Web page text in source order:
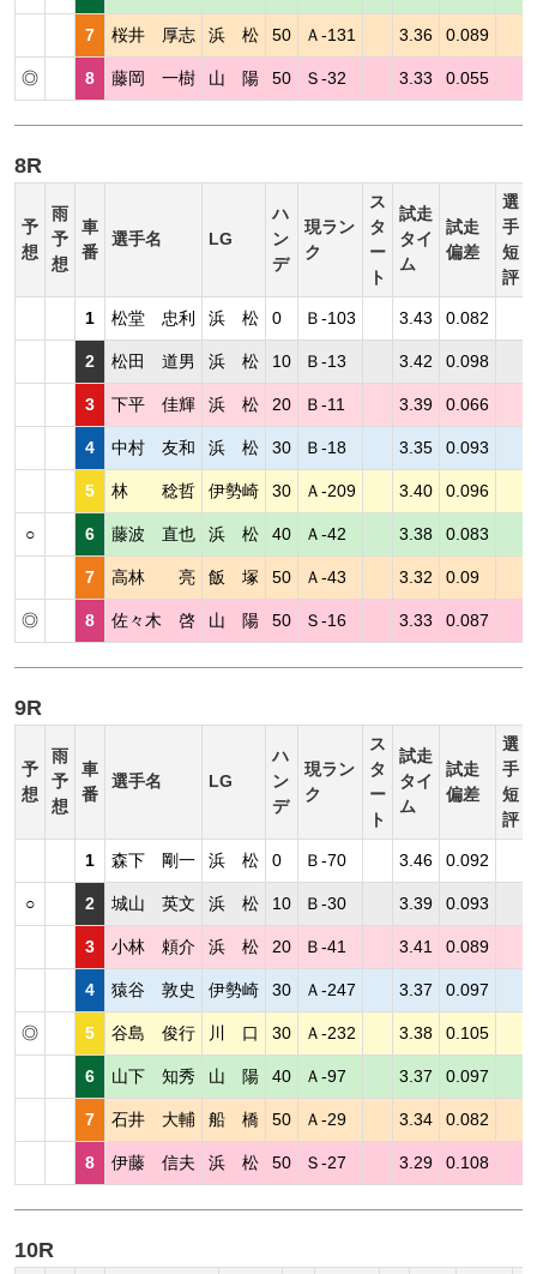
7 桜井 厚志 浜 松 50 Ａ-131 3.36 0.089
◎ 8 藤岡 一樹 山 陽 50 Ｓ-32 3.33 0.055
8R
予
想
雨
予
想
車
番
選手名 LG
ハ
ン
デ
現ラン
ク
ス
タ
ー
ト
試走
タイ
ム
試走
偏差
選
手
短
評
1 松堂 忠利 浜 松 0 Ｂ-103 3.43 0.082
2 松田 道男 浜 松 10 Ｂ-13 3.42 0.098
3 下平 佳輝 浜 松 20 Ｂ-11 3.39 0.066
4 中村 友和 浜 松 30 Ｂ-18 3.35 0.093
5 林 稔哲 伊勢崎 30 Ａ-209 3.40 0.096
○ 6 藤波 直也 浜 松 40 Ａ-42 3.38 0.083
7 高林 亮 飯 塚 50 Ａ-43 3.32 0.09
◎ 8 佐々木 啓 山 陽 50 Ｓ-16 3.33 0.087
9R
予
想
雨
予
想
車
番
選手名 LG
ハ
ン
デ
現ラン
ク
ス
タ
ー
ト
試走
タイ
ム
試走
偏差
選
手
短
評
1 森下 剛一 浜 松 0 Ｂ-70 3.46 0.092
○ 2 城山 英文 浜 松 10 Ｂ-30 3.39 0.093
3 小林 頼介 浜 松 20 Ｂ-41 3.41 0.089
4 猿谷 敦史 伊勢崎 30 Ａ-247 3.37 0.097
◎ 5 谷島 俊行 川 口 30 Ａ-232 3.38 0.105
6 山下 知秀 山 陽 40 Ａ-97 3.37 0.097
7 石井 大輔 船 橋 50 Ａ-29 3.34 0.082
8 伊藤 信夫 浜 松 50 Ｓ-27 3.29 0.108
10R